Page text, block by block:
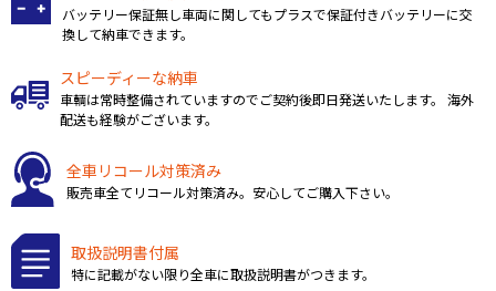
バッテリー保証無し車両に関してもプラスで保証付きバッテリーに交
換して納車できます。
スピーディーな納車
車輌は常時整備されていますのでご契約後即日発送いたします。 海外
配送も経験がございます。
全車リコール対策済み
販売車全てリコール対策済み。安心してご購入下さい。
取扱説明書付属
特に記載がない限り全車に取扱説明書がつきます。